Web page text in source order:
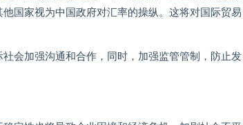
国家视为中国政府对汇率的操纵。这将对国际贸易
会加强沟通和合作，同时，加强监管管制，防止发